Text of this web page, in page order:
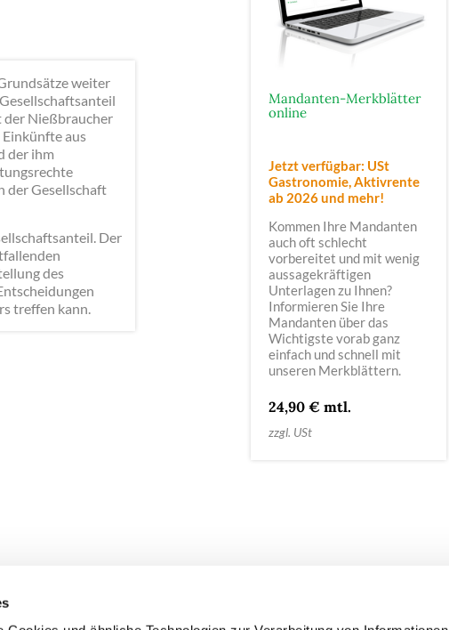
weiter
der Nießbraucher
aus
der ihm
der Gesellschaft
Der
des
treffen kann.
Mandanten-Merkblätter
online
Jetzt verfügbar: USt
Gastronomie, Aktivrente
ab 2026und mehr!
Kommen Ihre Mandanten
auch oft schlecht
vorbereitet und mit wenig
aussagekräftigen
Unterlagen zu Ihnen?
Informieren Sie Ihre
Mandanten über das
Wichtigste vorab ganz
einfach und schnell mit
unseren Merkblättern.
24,90 € mtl.
zzgl. USt